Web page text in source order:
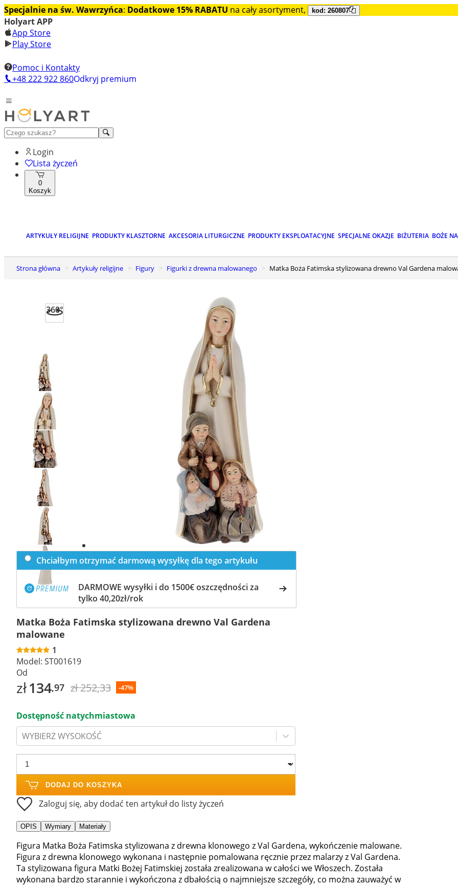
Specjalnie na św. Wawrzyńca: Dodatkowe 15% RABATU na cały asortyment, kod: 260807
Holyart APP
App Store
Play Store
Pomoc i Kontakty
+48 222 922 860Odkryj premium
Login
Lista życzeń
0
Koszyk
ARTYKUŁY RELIGIJNE PRODUKTY KLASZTORNE AKCESORIA LITURGICZNE PRODUKTY EKSPLOATACYJNE SPECJALNE OKAZJE BIŻUTERIA BOŻE
Strona główna Artykuły religijne Figury Figurki z drewna malowanego Matka Boża Fatimska stylizowana drewno Val Gardena
360°
Previous
slide
Next
slide
Chciałbym otrzymać darmową wysyłkę dla tego artykułu
DARMOWE wysyłki i do 1500€ oszczędności za
tylko 40,20zł/rok
Matka Boża Fatimska stylizowana drewno Val Gardena
malowane
1
Model: ST001619
Od
zł134,97 zł 252,33 -47%
Dostępność natychmiastowa
WYBIERZ WYSOKOŚĆ
DODAJ DO KOSZYKA
Zaloguj się, aby dodać ten artykuł do listy życzeń
OPIS Wymiary Materiały
Figura Matka Boża Fatimska stylizowana z drewna klonowego z Val Gardena, wykończenie malowane.
Figura z drewna klonowego wykonana i następnie pomalowana ręcznie przez malarzy z Val Gardena.
Ta stylizowana figura Matki Bożej Fatimskiej została zrealizowana w całości we Włoszech. Została
wykonana bardzo starannie i wykończona z dbałością o najmniejsze szczegóły, co można zauważyć w